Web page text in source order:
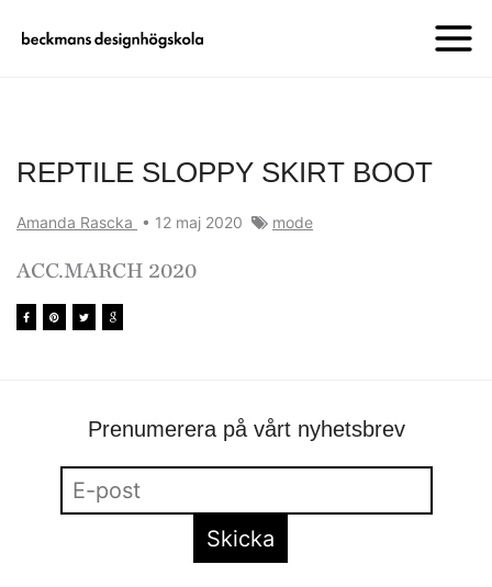
REPTILE SLOPPY SKIRT BOOT
Amanda Rascka • 12 maj 2020 mode
ACC.MARCH 2020
Prenumerera på vårt nyhetsbrev